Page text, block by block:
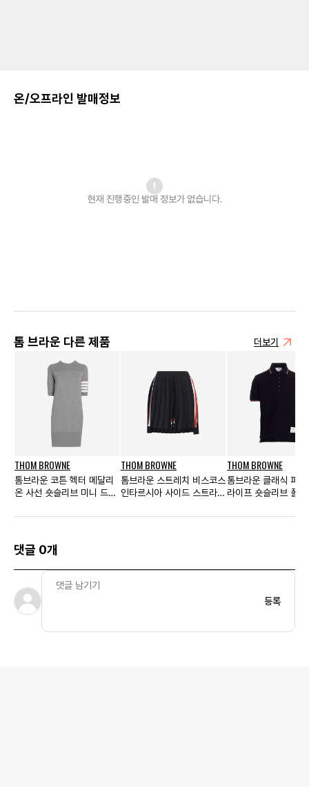
온/오프라인 발매정보
현재 진행중인 발매 정보가 없습니다.
톰 브라운 다른 제품 더보기
THOM BROWNE
톰브라운 코튼 헥터 메달리
온 사선 숏슬리브 미니 드레
THOM BROWNE
톰브라운 스트레치 비스코스
인타르시아 사이드 스트라이
트 네이비 우먼스
THOM BROWNE
톰브라운 클래식 피
라이프 숏슬리브 폴
댓글 0개
등록